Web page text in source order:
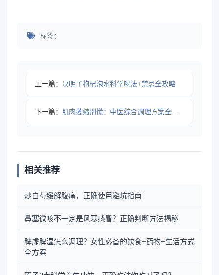
标签：
上一篇： 决明子枸杞泡水科学喝法+禁忌全攻略
下一篇： 肌肉萎缩别慌：中医综合调理方案全攻略
相关推荐
炒白芍缓解腹痛，正确使用避坑指南
鼻塞微咳不一定是风寒感冒？正确判断方法揭秘
脾虚脾湿怎么调理？女性必备的饮食+药物+生活方式
全方案